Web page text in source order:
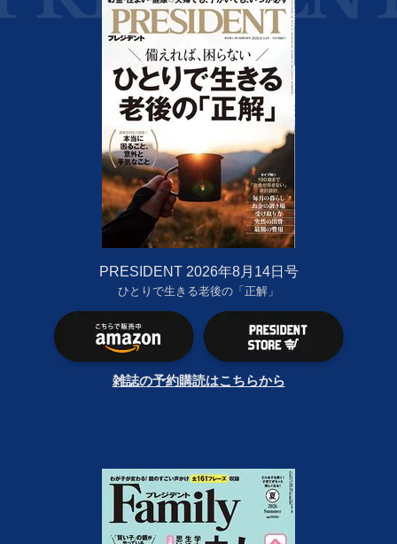
PRESIDENT 2026年8月14日号
ひとりで生きる老後の「正解」
雑誌の予約購読はこちらから